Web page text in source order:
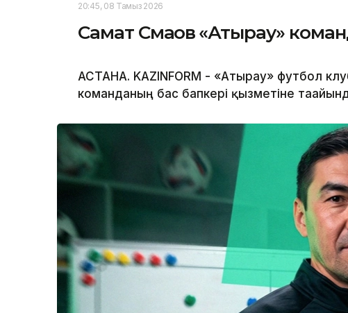
20:45, 08 Тамыз 2026
Самат Смақов «Атырау»
АСТАНА. KAZINFORM - «Атырау» футбол
команданың бас бапкері қызметіне